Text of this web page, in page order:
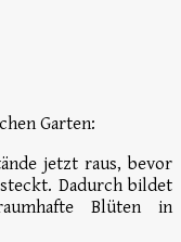
Garten:
jetzt raus, bevor
Dadurch bildet
Blüten in